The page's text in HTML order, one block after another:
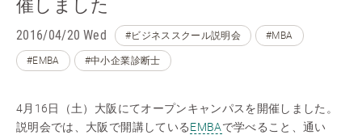
催しました
2016/04/20 Wed #ビジネススクール説明会 #MBA
#EMBA #中小企業診断士
4月16日（土）大阪にてオープンキャンパスを開催しました。
説明会では、大阪で開講しているEMBAで学べること、通い